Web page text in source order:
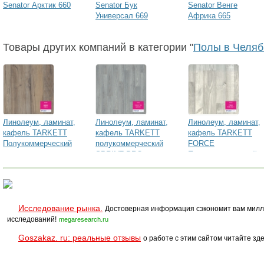
Senator Арктик 660
Senator Бук
Универсал 669
Senator Венге
Африка 665
Товары других компаний в категории "Полы в
Линолеум, ламинат,
кафель TARKETT
Полукоммерческий
Линолеум, ламинат,
кафель TARKETT
полукоммерческий
SPRINT PRO
Линолеум, ламинат,
кафель TARKETT
FORCE
Полукоммерческий
Исследование рынка.
Достоверная информация сэкономит вам
исследований! megaresearch.ru
Goszakaz. ru: реальные отзывы о работе с этим сайтом читайте